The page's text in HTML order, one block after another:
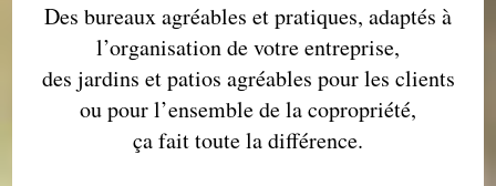
Des bureaux agréables et pratiques, adaptés à
l’organisation de votre entreprise,
des jardins et patios agréables pour les clients
ou pour l’ensemble de la copropriété,
ça fait toute la différence.